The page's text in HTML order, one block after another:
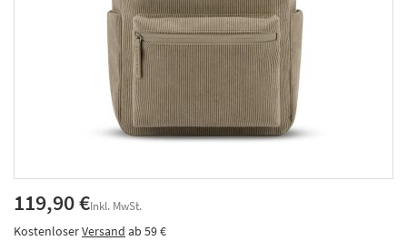
119,90 €Inkl. MwSt.
KostenloserVersand ab 59 €